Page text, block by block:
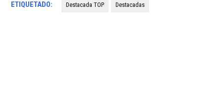
ETIQUETADO: Destacada TOP Destacadas